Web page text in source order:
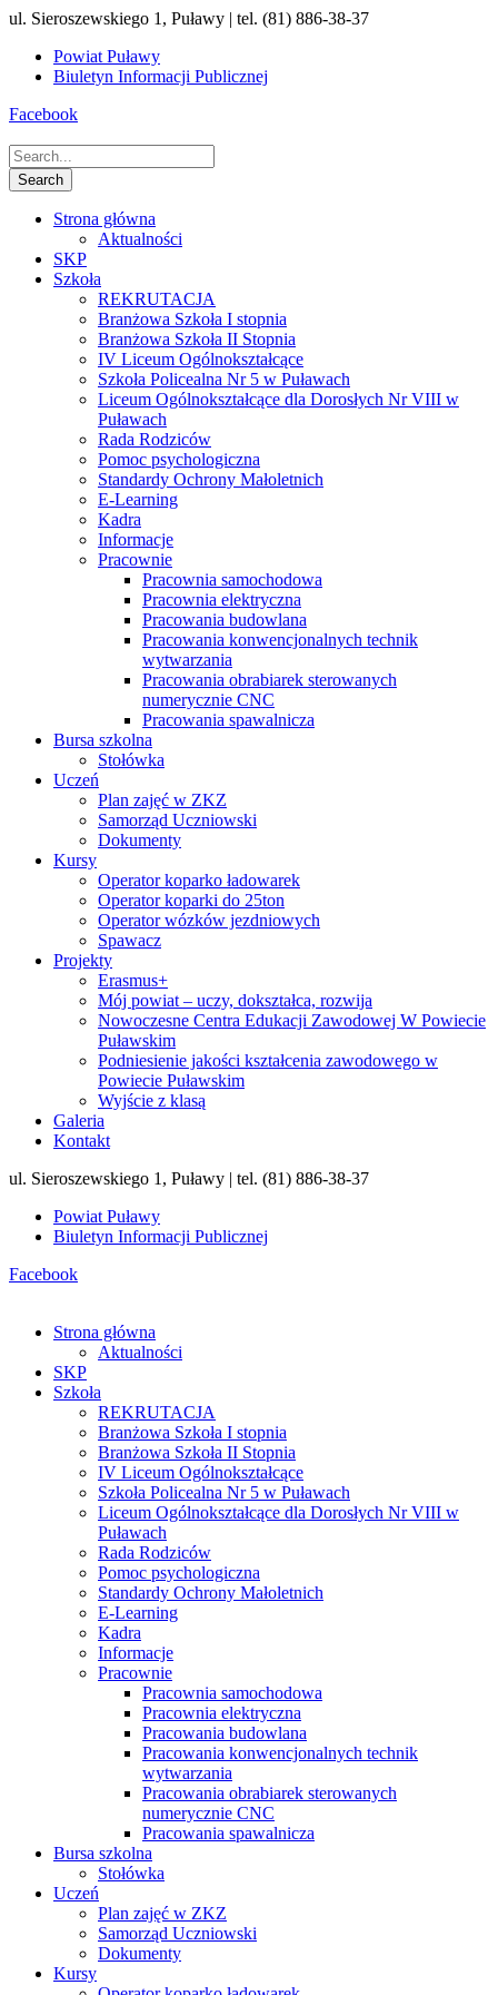
ul. Sieroszewskiego 1, Puławy | tel. (81) 886-38-37
Powiat Puławy
Biuletyn Informacji Publicznej
Facebook
Strona główna
Aktualności
SKP
Szkoła
REKRUTACJA
Branżowa Szkoła I stopnia
Branżowa Szkoła II Stopnia
IV Liceum Ogólnokształcące
Szkoła Policealna Nr 5 w Puławach
Liceum Ogólnokształcące dla Dorosłych Nr VIII w
Puławach
Rada Rodziców
Pomoc psychologiczna
Standardy Ochrony Małoletnich
E-Learning
Kadra
Informacje
Pracownie
Pracownia samochodowa
Pracownia elektryczna
Pracowania budowlana
Pracowania konwencjonalnych technik
wytwarzania
Pracowania obrabiarek sterowanych
numerycznie CNC
Pracowania spawalnicza
Bursa szkolna
Stołówka
Uczeń
Plan zajęć w ZKZ
Samorząd Uczniowski
Dokumenty
Kursy
Operator koparko ładowarek
Operator koparki do 25ton
Operator wózków jezdniowych
Spawacz
Projekty
Erasmus+
Mój powiat – uczy, dokształca, rozwija
Nowoczesne Centra Edukacji Zawodowej W Powiecie
Puławskim
Podniesienie jakości kształcenia zawodowego w
Powiecie Puławskim
Wyjście z klasą
Galeria
Kontakt
ul. Sieroszewskiego 1, Puławy | tel. (81) 886-38-37
Powiat Puławy
Biuletyn Informacji Publicznej
Facebook
Strona główna
Aktualności
SKP
Szkoła
REKRUTACJA
Branżowa Szkoła I stopnia
Branżowa Szkoła II Stopnia
IV Liceum Ogólnokształcące
Szkoła Policealna Nr 5 w Puławach
Liceum Ogólnokształcące dla Dorosłych Nr VIII w
Puławach
Rada Rodziców
Pomoc psychologiczna
Standardy Ochrony Małoletnich
E-Learning
Kadra
Informacje
Pracownie
Pracownia samochodowa
Pracownia elektryczna
Pracowania budowlana
Pracowania konwencjonalnych technik
wytwarzania
Pracowania obrabiarek sterowanych
numerycznie CNC
Pracowania spawalnicza
Bursa szkolna
Stołówka
Uczeń
Plan zajęć w ZKZ
Samorząd Uczniowski
Dokumenty
Kursy